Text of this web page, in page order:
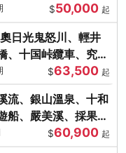
$50,000 起
日光鬼怒川、輕井
、十国峠纜車、究極
$63,500 起
流、銀山溫泉、十和
船、嚴美溪、採果烤
$60,900 起